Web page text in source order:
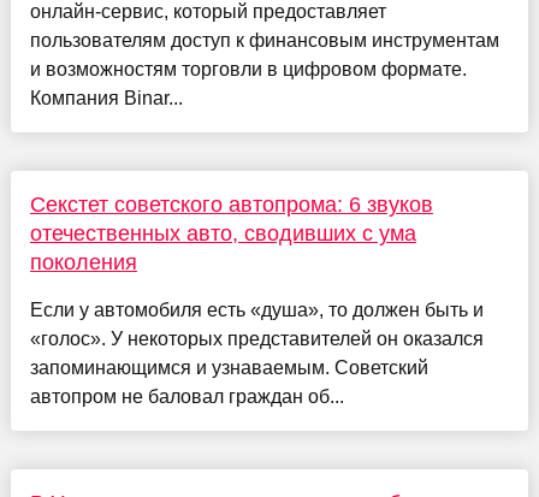
онлайн-сервис, который предоставляет
пользователям доступ к финансовым инструментам
и возможностям торговли в цифровом формате.
Компания Binar...
Секстет советского автопрома: 6 звуков
отечественных авто, сводивших с ума
поколения
Если у автомобиля есть «душа», то должен быть и
«голос». У некоторых представителей он оказался
запоминающимся и узнаваемым. Советский
автопром не баловал граждан об...